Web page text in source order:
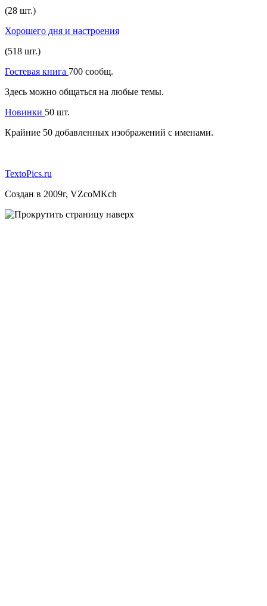
(28 шт.)
Хорошего дня и настроения
(518 шт.)
Гостевая книга 700 сообщ.
Здесь можно общаться на любые темы.
Новинки 50 шт.
Крайние 50 добавленных изображений с именами.
TextoPics.ru
Создан в 2009г, VZcoMKch